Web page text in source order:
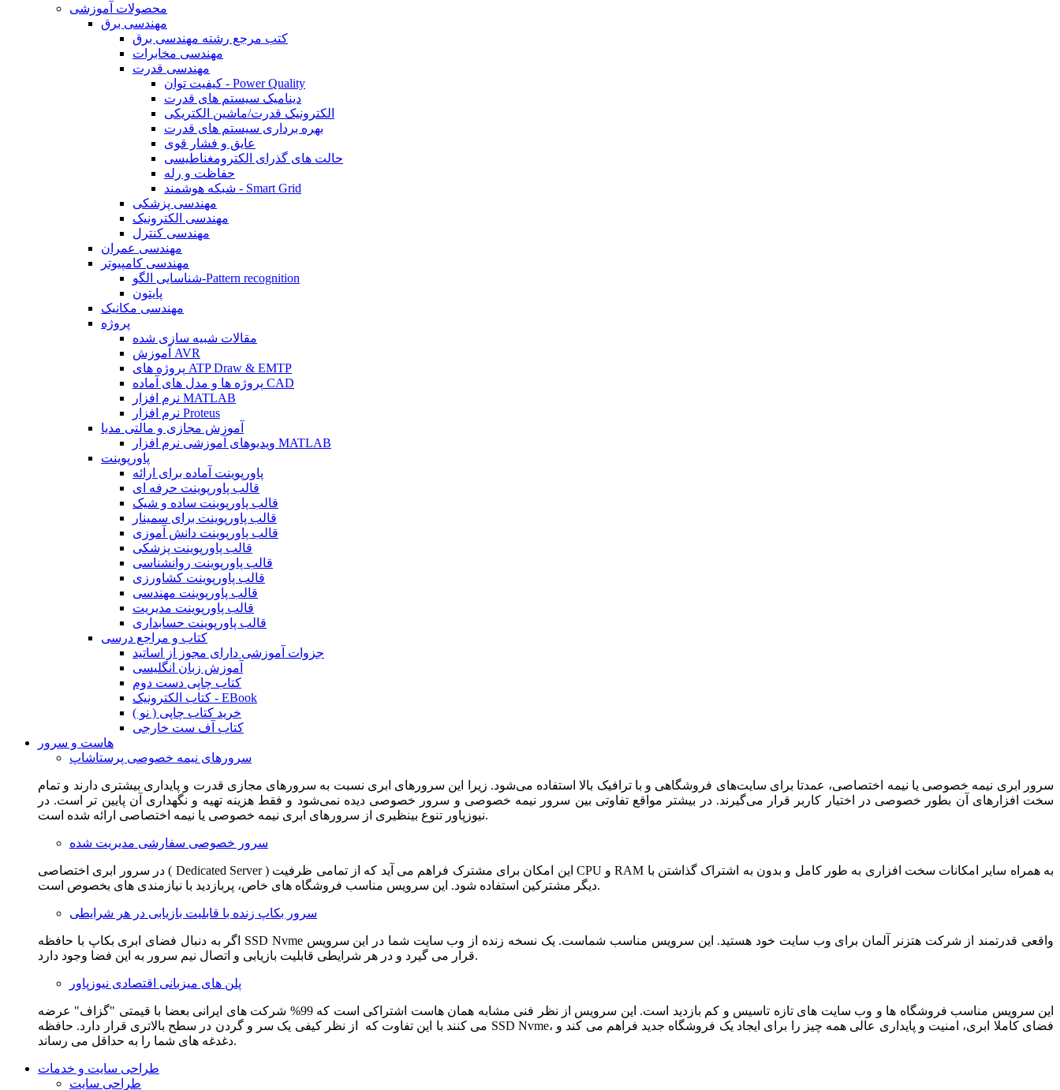
محصولات آموزشی
مهندسی برق
کتب مرجع رشته مهندسی برق
مهندسی مخابرات
مهندسی قدرت
کیفیت توان - Power Quality
دینامیک سیستم های قدرت
الکترونیک قدرت/ماشین الکتریکی
بهره برداری سیستم های قدرت
عایق و فشار قوی
حالت های گذرای الکترومغناطیسی
حفاظت و رله
شبکه هوشمند - Smart Grid
مهندسی پزشکی
مهندسی الکترونیک
مهندسی کنترل
مهندسی عمران
مهندسی کامپیوتر
شناسایی الگو-Pattern recognition
پایتون
مهندسی مکانیک
پروژه
مقالات شبیه سازی شده
آموزش AVR
پروژه های ATP Draw & EMTP
پروژه ها و مدل های آماده CAD
نرم افزار MATLAB
نرم افزار Proteus
آموزش مجازی و مالتی مدیا
ویدیوهای آموزشی نرم افزار MATLAB
پاورپوینت
پاورپوینت آماده برای ارائه
قالب پاورپوینت حرفه ای
قالب پاورپوینت ساده و شیک
قالب پاورپوینت برای سمینار
قالب پاورپوینت دانش آموزی
قالب پاورپوینت پزشکی
قالب پاورپوینت روانشناسی
قالب پاورپوینت کشاورزی
قالب پاورپوینت مهندسی
قالب پاورپوینت مدیریت
قالب پاورپوینت حسابداری
کتاب و مراجع درسی
جزوات آموزشی دارای مجوز از اساتید
آموزش زبان انگلیسی
کتاب چاپی دست دوم
کتاب الکترونیک - EBook
خرید کتاب چاپی ( نو )
کتاب آف ست خارجی
هاست و سرور
سرورهای نیمه خصوصی پرستاشاپ
سرور ابری نیمه خصوصی یا نیمه اختصاصی، عمدتا برای سایت‌های فروشگاهی و با ترافیک بالا استفاده می‌شود. زیرا این سرورهای ابری نسبت به سرورهای مجازی قدرت و پایداری بیشتری دارند و تمام
سخت افزارهای آن بطور خصوصی در اختیار کاربر قرار می‌گیرند. در بیشتر مواقع تفاوتی بین سرور نیمه خصوصی و سرور خصوصی دیده نمی‌شود و فقط هزینه تهیه و نگهداری آن پایین تر است. در
نیوزپاور تنوع بینظیری از سرورهای ابری نیمه خصوصی یا نیمه اختصاصی ارائه شده است.
سرور خصوصی سفارشی مدیریت شده
در سرور ابری اختصاصی ( Dedicated Server ) این امکان برای مشترک فراهم می آید که از تمامی ظرفیت CPU و RAM به همراه سایر امکانات سخت افزاری به طور کامل و بدون به اشتراک گذاشتن با
دیگر مشترکین استفاده شود. این سرویس مناسب فروشگاه های خاص، پربازدید با نیازمندی های بخصوص است.
سرور بکاپ زنده با قابلیت بازیابی در هر شرایطی
اگر به دنبال فضای ابری بکاپ با حافظه SSD Nvme واقعی قدرتمند از شرکت هتزنر آلمان برای وب سایت خود هستید. این سرویس مناسب شماست. یک نسخه زنده از وب سایت شما در این سرویس
قرار می گیرد و در هر شرایطی قابلیت بازیابی و اتصال نیم سرور به این فضا وجود دارد.
پلن های میزبانی اقتصادی نیوزپاور
این سرویس مناسب فروشگاه ها و وب سایت های تازه تاسیس و کم بازدید است. این سرویس از نظر فنی مشابه همان هاست اشتراکی است که 99% شرکت های ایرانی بعضا با قیمتی "گزاف" عرضه
می کنند با این تفاوت که از نظر کیفی یک سر و گردن در سطح بالاتری قرار دارد. حافظه SSD Nvme، فضای کاملا ابری، امنیت و پایداری عالی همه چیز را برای ایجاد یک فروشگاه جدید فراهم می کند و
دغدغه های شما را به حداقل می رساند.
طراحی سایت و خدمات
طراحی سایت